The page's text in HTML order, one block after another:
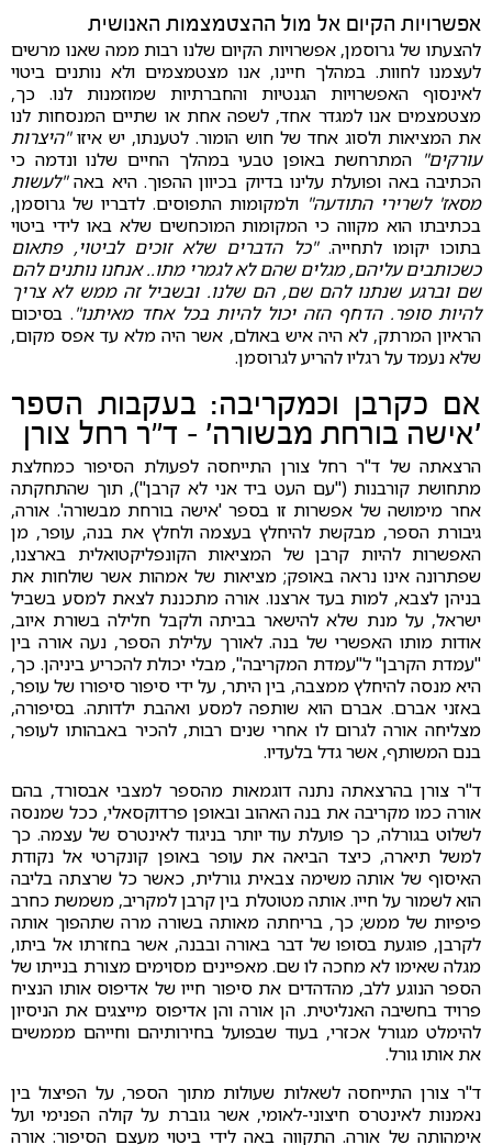
אפשרויות הקיום אל מול ההצטמצמות האנושית
להצעתו של גרוסמן, אפשרויות הקיום שלנו רבות ממה שאנו מרשים
לעצמנו לחוות. במהלך חיינו, אנו מצטמצמים ולא נותנים ביטוי
לאינסוף האפשרויות הגנטיות והחברתיות שמוזמנות לנו. כך,
מצטמצמים אנו למגדר אחד, לשפה אחת או שתיים המנסחות לנו
את המציאות ולסוג אחד של חוש הומור. לטענתו, יש איזו"היצרות
עורקים" המתרחשת באופן טבעי במהלך החיים שלנו ונדמה כי
הכתיבה באה ופועלת עלינו בדיוק בכיוון ההפוך. היא באה"לעשות
מסאז' לשרירי התודעה" ולמקומות התפוסים. לדבריו של גרוסמן,
בכתיבתו הוא מקווה כי המקומות המוכחשים שלא באו לידי ביטוי
בתוכו יקומו לתחייה."כל הדברים שלא זוכים לביטוי, פתאום
כשכותבים עליהם, מגלים שהם לא לגמרי מתו.. אנחנו נותנים להם
שם וברגע שנתנו להם שם, הם שלנו. ובשביל זה ממש לא צריך
להיות סופר. הדחף הזה יכול להיות בכל אחד מאיתנו". בסיכום
הראיון המרתק, לא היה איש באולם, אשר היה מלא עד אפס מקום,
שלא נעמד על רגליו להריע לגרוסמן.
אם כקרבן וכמקריבה: בעקבות הספר
'אישה בורחת מבשורה' – ד"ר רחל צורן
הרצאתה של ד"ר רחל צורן התייחסה לפעולת הסיפור כמחלצת
מתחושת קורבנות ("עם העט ביד אני לא קרבן"), תוך שהתחקתה
אחר מימושה של אפשרות זו בספר 'אישה בורחת מבשורה'. אורה,
גיבורת הספר, מבקשת להיחלץ בעצמה ולחלץ את בנה, עופר, מן
האפשרות להיות קרבן של המציאות הקונפליקטואלית בארצנו,
שפתרונה אינו נראה באופק; מציאות של אמהות אשר שולחות את
בניהן לצבא, למות בעד ארצנו. אורה מתכננת לצאת למסע בשביל
ישראל, על מנת שלא להישאר בביתה ולקבל חלילה בשורת איוב,
אודות מותו האפשרי של בנה. לאורך עלילת הספר, נעה אורה בין
"עמדת הקרבן" ל"עמדת המקריבה", מבלי יכולת להכריע ביניהן. כך,
היא מנסה להיחלץ ממצבה, בין היתר, על ידי סיפור סיפורו של עופר,
באזני אברם. אברם הוא שותפה למסע ואהבת ילדותה. בסיפורה,
מצליחה אורה לגרום לו אחרי שנים רבות, להכיר באבהותו לעופר,
בנם המשותף, אשר גדל בלעדיו.
ד"ר צורן בהרצאתה נתנה דוגמאות מהספר למצבי אבסורד, בהם
אורה כמו מקריבה את בנה האהוב ובאופן פרדוקסאלי, ככל שמנסה
לשלוט בגורלה, כך פועלת עוד יותר בניגוד לאינטרס של עצמה. כך
למשל תיארה, כיצד הביאה את עופר באופן קונקרטי אל נקודת
האיסוף של אותה משימה צבאית גורלית, כאשר כל שרצתה בליבה
הוא לשמור על חייו. אותה מטוטלת בין קרבן למקריב, משמשת כחרב
פיפיות של ממש; כך, בריחתה מאותה בשורה מרה שתהפוך אותה
לקרבן, פוגעת בסופו של דבר באורה ובבנה, אשר בחזרתו אל ביתו,
מגלה שאימו לא מחכה לו שם. מאפיינים מסוימים מצורת בנייתו של
הספר הנוגע ללב, מהדהדים את סיפור חייו של אדיפוס אותו הנציח
פרויד בחשיבה האנליטית. הן אורה והן אדיפוס מייצגים את הניסיון
להימלט מגורל אכזרי, בעוד שבפועל בחירותיהם וחייהם מממשים
את אותו גורל.
ד"ר צורן התייחסה לשאלות שעולות מתוך הספר, על הפיצול בין
נאמנות לאינטרס חיצוני-לאומי, אשר גוברת על קולה הפנימי ועל
אימהותה של אורה. התקווה באה לידי ביטוי מעצם הסיפור: אורה